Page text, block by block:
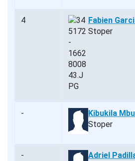
4
Fabien
Stoper
-
Kibukila
Stoper
-
Adriel